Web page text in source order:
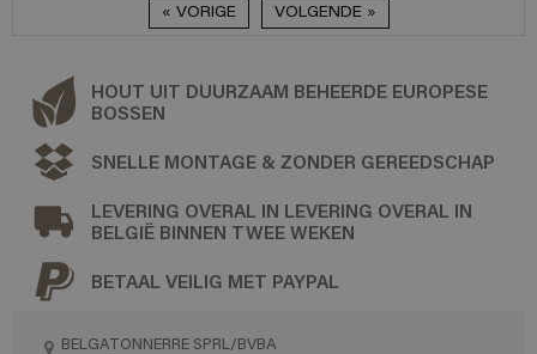
« VORIGE VOLGENDE »
HOUT UIT DUURZAAM BEHEERDE EUROPESE
BOSSEN
SNELLE MONTAGE & ZONDER GEREEDSCHAP
LEVERING OVERAL IN LEVERING OVERAL IN
BELGIË BINNEN TWEE WEKEN
BETAAL VEILIG MET PAYPAL
BELGATONNERRE SPRL/BVBA